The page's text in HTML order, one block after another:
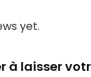
yet.
à laisser